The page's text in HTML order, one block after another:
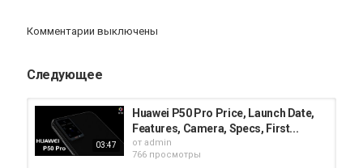
Комментарии выключены
Следующее
03:47
Huawei P50 Pro Price, Launch Date,
Features, Camera, Specs, First...
от admin
766 просмотры